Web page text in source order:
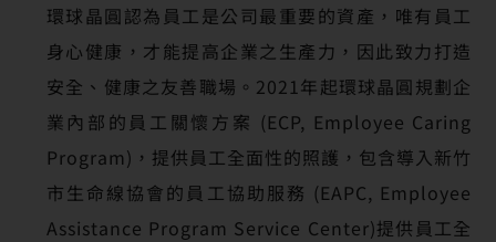
環球晶圓認為員工是公司最重要的資產，唯有員工
身心健康，才能提高企業之生產力，因此致力打造
安全、健康之友善職場。2021年起環球晶圓規劃企
業內部的員工關懷方案 (ECP, Employee Caring
Program)，提供員工全面性的照護，包含導入新竹
市生命線協會的員工協助服務 (EAPC, Employee
Assistance Program Service Center)提供員工全